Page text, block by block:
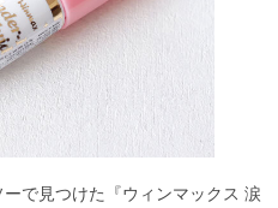
で見つけた『ウィンマックス 涙